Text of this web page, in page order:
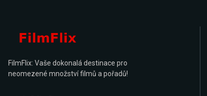
FilmFlix: Vaše dokonalá destinace pro
neomezené množství filmů a pořadů!